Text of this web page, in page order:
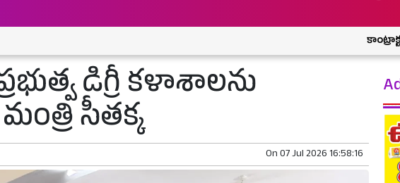
కాంట్రాక్టర్
డిగ్రీ కళాశాలను
సీతక్క
On07 Jul 2026 16:58:16